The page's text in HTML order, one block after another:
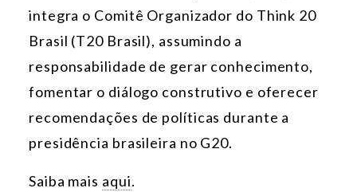
integra o Comitê Organizador do Think 20
Brasil (T20 Brasil), assumindo a
responsabilidade de gerar conhecimento,
fomentar o diálogo construtivo e oferecer
recomendações de políticas durante a
presidência brasileira no G20.
Saiba mais aqui.